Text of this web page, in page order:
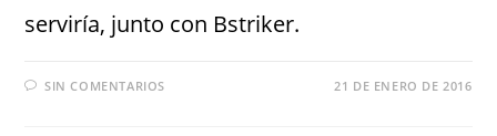
serviría, junto con Bstriker.
SIN COMENTARIOS 21 DE ENERO DE 2016